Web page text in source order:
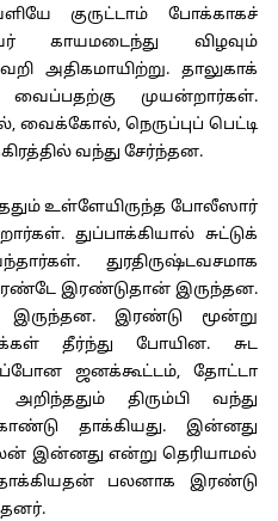
குருட்டாம் போக்காகச்
காயமடைந்து விழவும்
அதிகமாயிற்று. தாலுகாக்
வைப்பதற்கு முயன்றார்கள்.
நெருப்புப் பெட்டி
வந்து சேர்ந்தன.
உள்ளேயிருந்த போலீஸார்
துப்பாக்கியால் சுட்டுக்
துரதிருஷ்டவசமாக
இரண்டுதான் இருந்தன.
இருந்தன. இரண்டு மூன்று
தீர்ந்து போயின. சுட
ஜனக்கூட்டம், தோட்டா
திரும்பி வந்து
தாக்கியது. இன்னது
இன்னது என்று தெரியாமல்
பலனாக இரண்டு